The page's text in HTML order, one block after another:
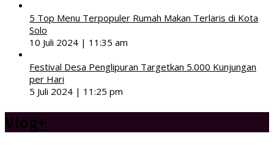
5 Top Menu Terpopuler Rumah Makan Terlaris di Kota
Solo
10 Juli 2024 | 11:35 am
Festival Desa Penglipuran Targetkan 5.000 Kunjungan
per Hari
5 Juli 2024 | 11:25 pm
Vlog+